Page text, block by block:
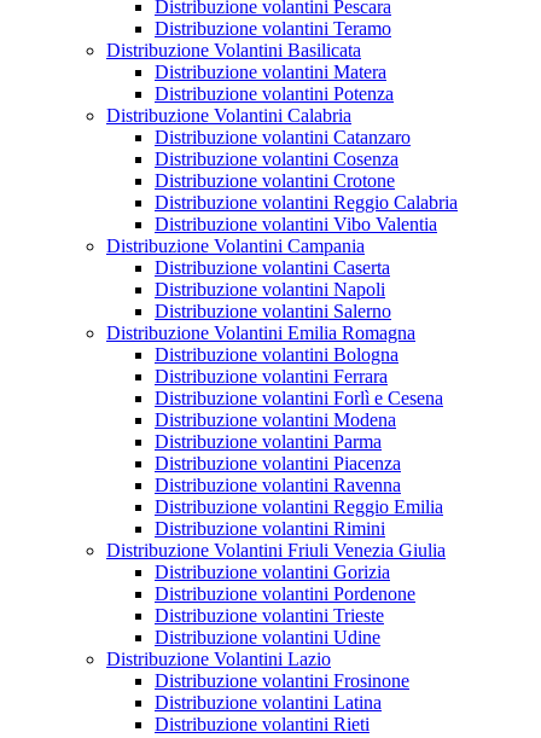
Distribuzione volantini Pescara
Distribuzione volantini Teramo
Distribuzione Volantini Basilicata
Distribuzione volantini Matera
Distribuzione volantini Potenza
Distribuzione Volantini Calabria
Distribuzione volantini Catanzaro
Distribuzione volantini Cosenza
Distribuzione volantini Crotone
Distribuzione volantini Reggio Calabria
Distribuzione volantini Vibo Valentia
Distribuzione Volantini Campania
Distribuzione volantini Caserta
Distribuzione volantini Napoli
Distribuzione volantini Salerno
Distribuzione Volantini Emilia Romagna
Distribuzione volantini Bologna
Distribuzione volantini Ferrara
Distribuzione volantini Forlì e Cesena
Distribuzione volantini Modena
Distribuzione volantini Parma
Distribuzione volantini Piacenza
Distribuzione volantini Ravenna
Distribuzione volantini Reggio Emilia
Distribuzione volantini Rimini
Distribuzione Volantini Friuli Venezia Giulia
Distribuzione volantini Gorizia
Distribuzione volantini Pordenone
Distribuzione volantini Trieste
Distribuzione volantini Udine
Distribuzione Volantini Lazio
Distribuzione volantini Frosinone
Distribuzione volantini Latina
Distribuzione volantini Rieti